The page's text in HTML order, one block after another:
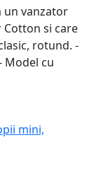
un vanzator
si care
rotund. -
Model cu